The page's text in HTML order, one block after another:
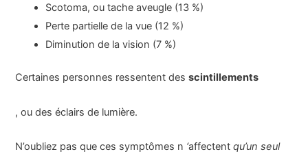
Scotoma, ou tache aveugle (13 %)
Perte partielle de la vue (12 %)
Diminution de la vision (7 %)
Certaines personnes ressentent desscintillements
, ou des éclairs de lumière.
N’oubliez pas que ces symptômes n ‘affectentqu’un seul